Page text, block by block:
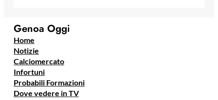
Genoa Oggi
Home
Notizie
Calciomercato
Infortuni
Probabili Formazioni
Dove vedere in TV